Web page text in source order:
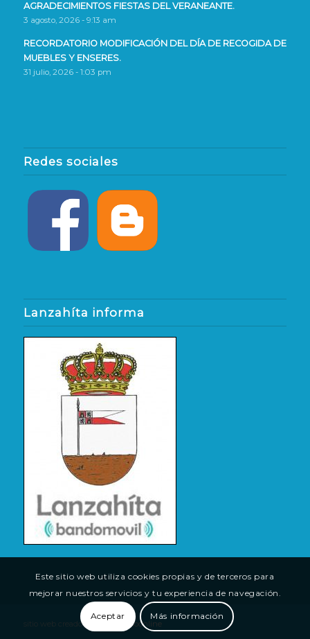
AGRADECIMIENTOS FIESTAS DEL VERANEANTE.
3 agosto, 2026 - 9:13 am
RECORDATORIO MODIFICACIÓN DEL DÍA DE RECOGIDA DE
MUEBLES Y ENSERES.
31 julio, 2026 - 1:03 pm
Redes sociales
Lanzahíta informa
sitio web creado por (tu)espacioonline
Este sitio web utiliza cookies propias y de terceros para
mejorar nuestros servicios y tu experiencia de navegación.
Aceptar Más información